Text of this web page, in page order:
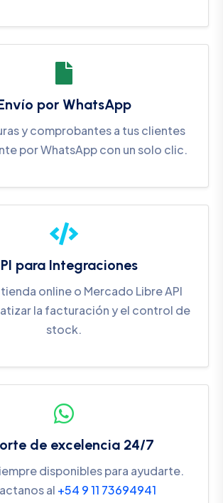
por WhatsApp
y comprobantes a tus clientes
por WhatsApp con un solo clic.
para Integraciones
online o Mercado Libre API
la facturación y el control de
stock.
de excelencia 24/7
disponibles para ayudarte.
al +54 9 11 73694941